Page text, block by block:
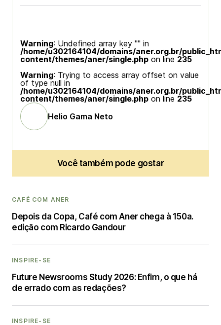
Warning: Undefined array key "" in
/home/u302164104/domains/aner.org.br/
content/themes/aner/single.php on line 235
Warning: Trying to access array offset on value
of type null in
/home/u302164104/domains/aner.org.br/
content/themes/aner/single.php on line 235
Helio Gama Neto
Você também pode gostar
CAFÉ COM ANER
Depois da Copa, Café com Aner chega à 150a.
edição com Ricardo Gandour
INSPIRE-SE
Future Newsrooms Study 2026: Enfim, o que há
de errado com as redações?
INSPIRE-SE